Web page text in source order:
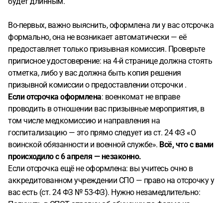
утверждал, что моих документов нет
учебного процессаТакже:мне угрожали мерами
административного воздействия, если я не пройду
обследованиеПосле этого:меня направили к начальнику
она подтвердила, что учёба — уважительная причинано
всё равно настояла на госпитализации«пошли на
уступки» и предложили пройти её во время подготовки к
демо-экзаменуНазначена новая повестка на 23.04.2026.
5. ДополнительноУ меня есть:аудиозапись разговора со
старшим врачомаудиозапись разговора с руководством
военкомата6. ВопросыОбязан ли я проходить
госпитализацию во время учёбы при наличии отсрочки?
Могу ли я законно перенести обследование на период
после окончания обучения?Законны ли высказывания и
действия сотрудников военкомата (угрозы,
игнорирование документов)?Как правильно действовать
Во-первых, важно выяснить, оформлена ли у вас отсрочка
формально, она не возникает автоматически — её
предоставляет только призывная комиссия. Проверьте
приписное удостоверение: на 4-й странице должна стоять
отметка, либо у вас должна быть копия решения
призывной комиссии о предоставлении отсрочки .
Если отсрочка оформлена: военкомат не вправе
проводить в отношении вас призывные мероприятия, в
том числе медкомиссию и направления на
госпитализацию — это прямо следует из ст. 24 ФЗ «О
воинской обязанности и военной службе». Всё, что с вами
происходило с 6 апреля — незаконно.
Если отсрочка ещё не оформлена: вы учитесь очно в
аккредитованном учреждении СПО — право на отсрочку у
вас есть (ст. 24 ФЗ № 53-ФЗ). Нужно незамедлительно: